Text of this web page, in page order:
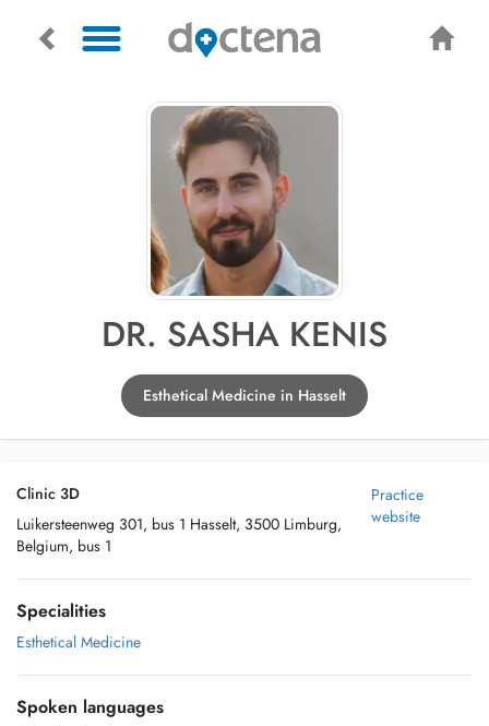
DR. SASHA KENIS
Esthetical Medicine in Hasselt
Clinic 3D
Luikersteenweg 301, bus 1 Hasselt, 3500 Limburg,
Belgium, bus 1
Practice
website
Specialities
Esthetical Medicine
Spoken languages